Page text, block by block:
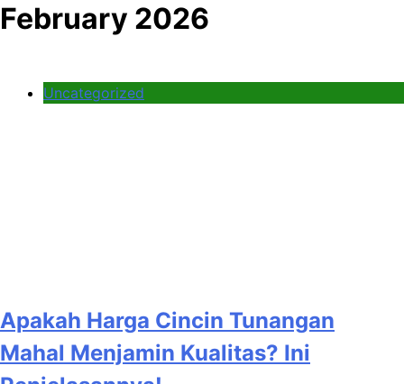
February 2026
Uncategorized
Apakah Harga Cincin Tunangan
Mahal Menjamin Kualitas? Ini